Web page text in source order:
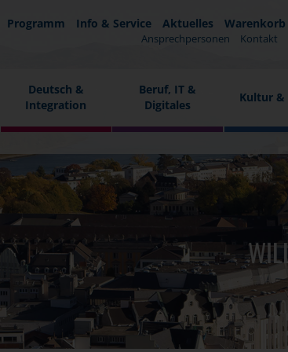
Programm Info & Service Aktuelles Warenkorb
Ansprechpersonen Kontakt
Deutsch &
Integration
Beruf, IT &
Digitales
Kultur &